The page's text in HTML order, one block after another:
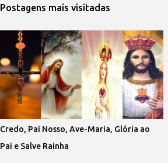
Postagens mais visitadas
Credo, Pai Nosso, Ave-Maria, Glória ao
Pai e Salve Rainha